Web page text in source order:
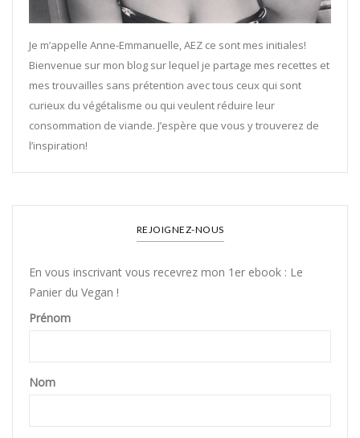
Je m’appelle Anne-Emmanuelle, AEZ ce sont mes initiales!
Bienvenue sur mon blog sur lequel je partage mes recettes et
mes trouvailles sans prétention avec tous ceux qui sont
curieux du végétalisme ou qui veulent réduire leur
consommation de viande. J’espère que vous y trouverez de
l’inspiration!
REJOIGNEZ-NOUS
En vous inscrivant vous recevrez mon 1er ebook : Le
Panier du Vegan !
Prénom
Nom